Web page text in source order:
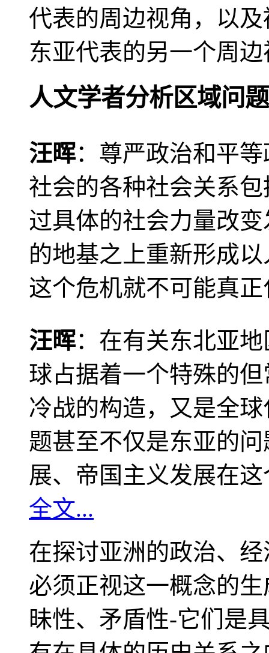
代表的周边视角，以
东亚代表的另一个周
人文学者分析区域问题
汪晖：尊严政治和平
社会的各种社会关系
过具体的社会力量改
的地基之上重新形成
这个危机就不可能真
汪晖：在有关东北亚
球占据着一个特殊的
冷战的构造，又是全
题甚至不仅是东亚的
展、帝国主义发展在
全文...
在探讨亚洲的政治、
必须正视这一概念的
昧性、矛盾性-它们是